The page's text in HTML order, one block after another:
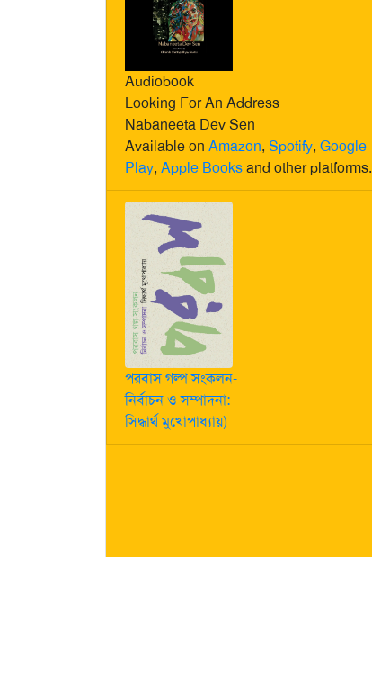
Audiobook
Looking For An Address
Nabaneeta Dev Sen
Available on Amazon, Spotify, Google
Play, Apple Booksand other platforms.
পরবাস গল্প সংকলন-
নির্বাচন ও সম্পাদনা:
সিদ্ধার্থ মুখোপাধ্যায়)